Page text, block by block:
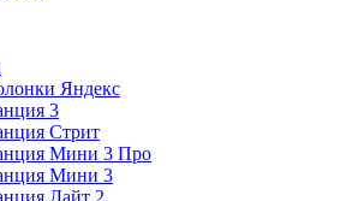
Яндекс
3
Стрит
Мини 3 Про
Мини 3
Лайт 2